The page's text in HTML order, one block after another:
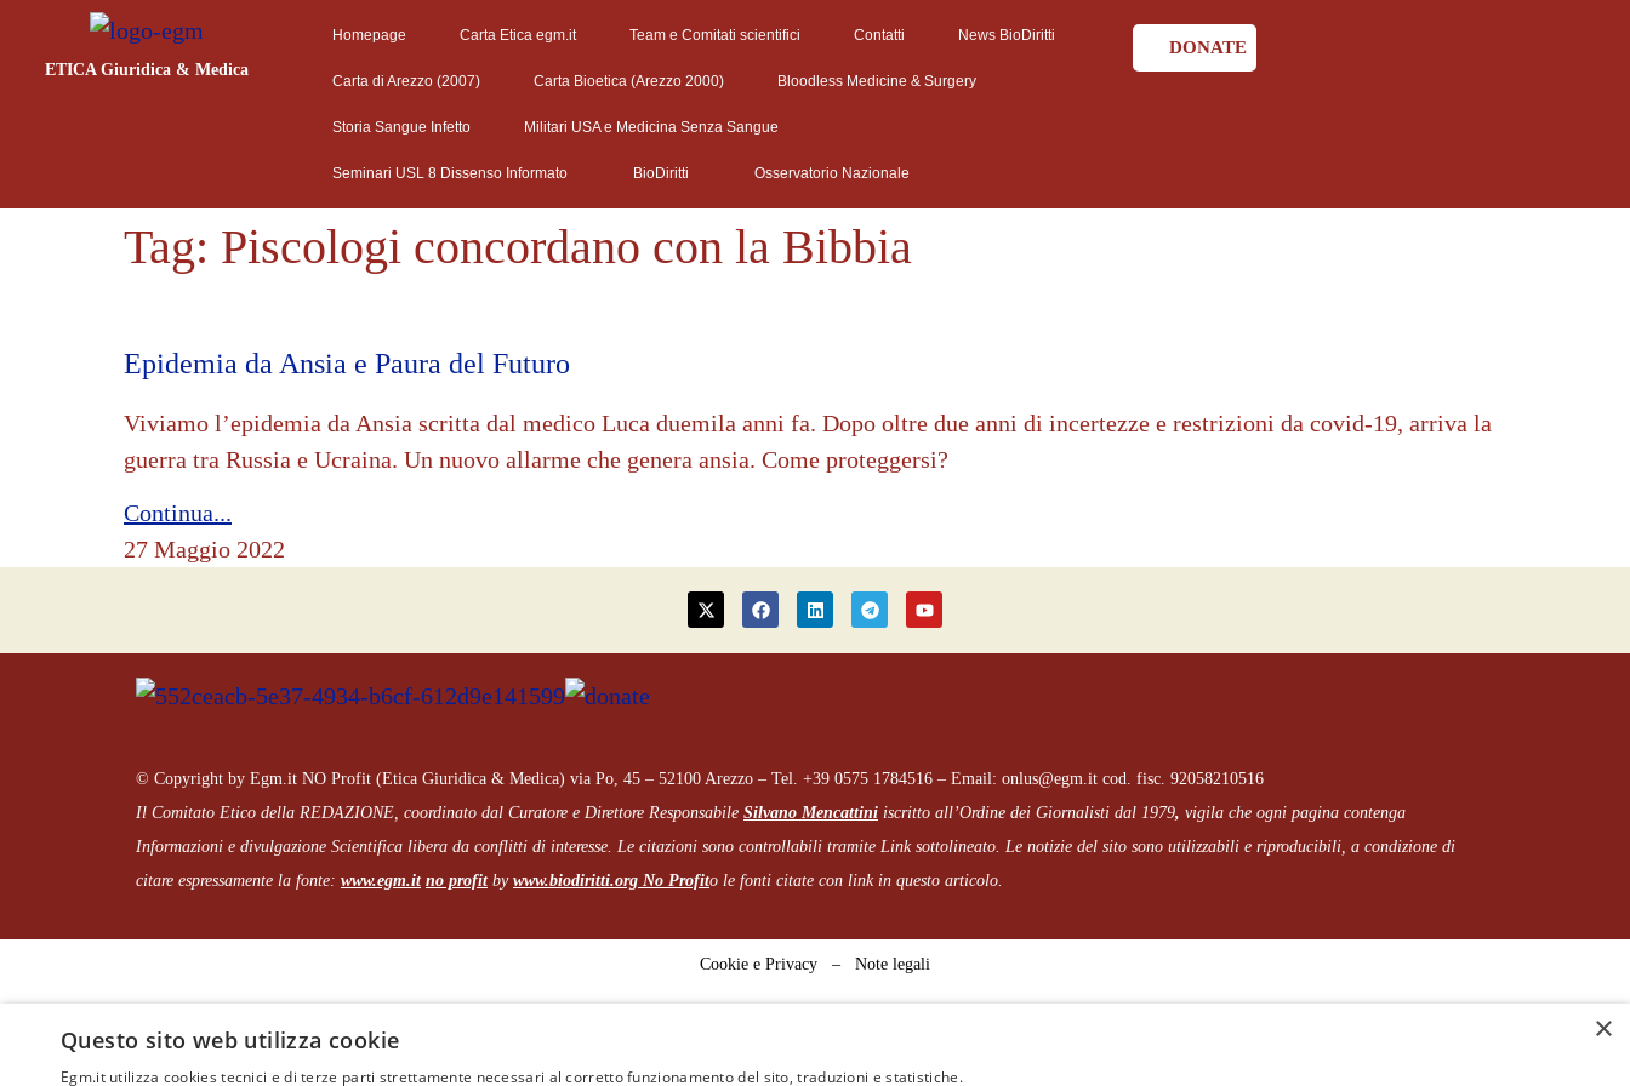
ETICA Giuridica & Medica
Homepage Carta Etica egm.it Team e Comitati scientifici Contatti News BioDiritti
Carta di Arezzo (2007) Carta Bioetica (Arezzo 2000) Bloodless Medicine & Surgery
Storia Sangue Infetto Militari USA e Medicina Senza Sangue
Seminari USL 8 Dissenso Informato BioDiritti Osservatorio Nazionale
DONATE
Tag: Piscologi concordano con la Bibbia
Epidemia da Ansia e Paura del Futuro
Viviamo l’epidemia da Ansia scritta dal medico Luca duemila anni fa. Dopo oltre due anni di incertezze e restrizioni da covid-19, arriva la
guerra tra Russia e Ucraina. Un nuovo allarme che genera ansia. Come proteggersi?
Continua...
27 Maggio 2022
© Copyright by Egm.it NO Profit (Etica Giuridica & Medica) via Po, 45 – 52100 Arezzo – Tel. +39 0575 1784516 – Email: onlus@egm.it cod. fisc. 92058210516
Il Comitato Etico della REDAZIONE, coordinato dal Curatore e Direttore Responsabile Silvano Mencattini iscritto all’Ordine dei Giornalisti dal 1979, vigila che ogni pagina contenga
Informazioni e divulgazione Scientifica libera da conflitti di interesse. Le citazioni sono controllabili tramite Link sottolineato. Le notizie del sito sono utilizzabili e riproducibili, a condizione di
citare espressamente la fonte: www.egm.it no profitby www.biodiritti.org No Profito le fonti citate con link in questo articolo.
Cookie e Privacy – Note legali
×
Questo sito web utilizza cookie
Egm.it utilizza cookies tecnici e di terze parti strettamente necessari al corretto funzionamento del sito, traduzioni e statistiche.